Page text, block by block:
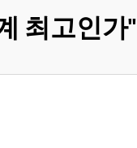
최고인가"